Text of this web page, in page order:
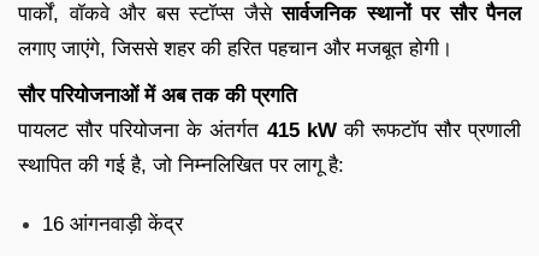
पार्कों, वॉकवे और बस स्टॉप्स जैसेसार्वजनिक स्थानों पर सौर पैनल
लगाए जाएंगे, जिससे शहर की हरित पहचान और मजबूत होगी।
सौर परियोजनाओं में अब तक की प्रगति
पायलट सौर परियोजना के अंतर्गत 415 kWकी रूफटॉप सौर प्रणाली
स्थापित की गई है, जो निम्नलिखित पर लागू है:
16 आंगनवाड़ी केंद्र